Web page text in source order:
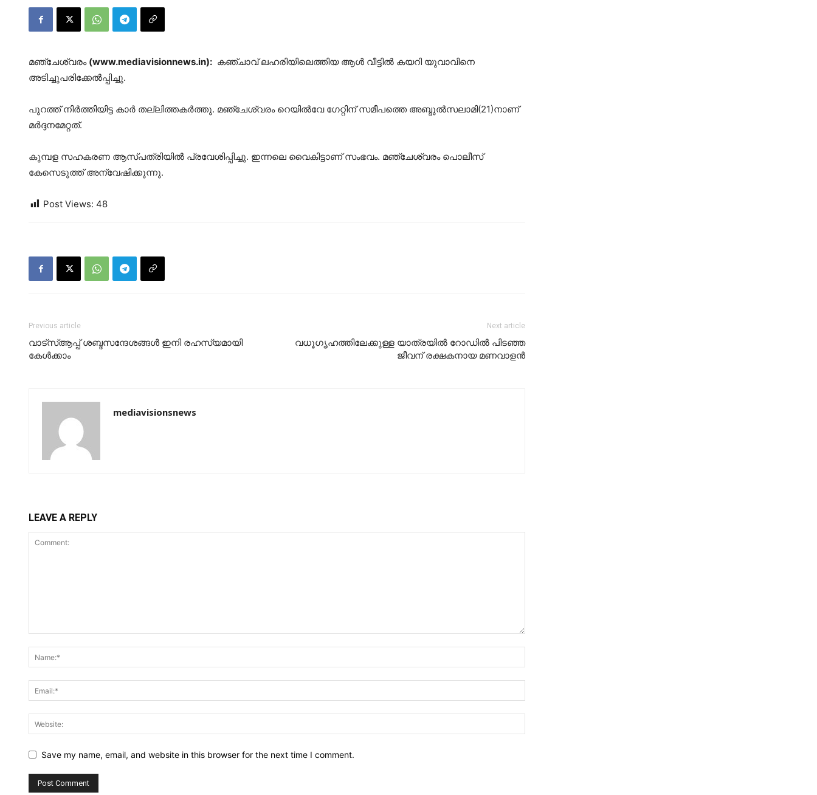
മഞ്ചേശ്വരം (www.mediavisionnews.in): കഞ്ചാവ് ലഹരിയിലെത്തിയ ആള്‍ വീട്ടില്‍ കയറി യുവാവിനെ
അടിച്ചുപരിക്കേല്‍പ്പിച്ചു.
പുറത്ത് നിര്‍ത്തിയിട്ട കാര്‍ തല്ലിത്തകര്‍ത്തു. മഞ്ചേശ്വരം റെയില്‍വേ ഗേറ്റിന് സമീപത്തെ അബ്ദുല്‍സലാമി(21)നാണ്
മര്‍ദ്ദനമേറ്റത്.
കുമ്പള സഹകരണ ആസ്പത്രിയില്‍ പ്രവേശിപ്പിച്ചു. ഇന്നലെ വൈകിട്ടാണ് സംഭവം. മഞ്ചേശ്വരം പൊലീസ്
കേസെടുത്ത് അന്വേഷിക്കുന്നു.
Post Views: 48
Previous article
വാട്‌സ്ആപ്പ് ശബ്ദസന്ദേശങ്ങള്‍ ഇനി രഹസ്യമായി
കേള്‍ക്കാം
Next article
വധൂഗൃഹത്തിലേക്കുള്ള യാത്രയില്‍ റോഡില്‍ പിടഞ്ഞ
ജീവന് രക്ഷകനായ മണവാളന്‍
mediavisionsnews
LEAVE A REPLY
Save my name, email, and website in this browser for the next time I comment.